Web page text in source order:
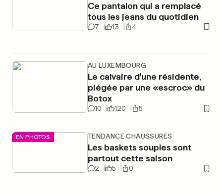
Ce pantalon qui a remplacé
tous les jeans du quotidien
7 13 4
AU LUXEMBOURG
Le calvaire d'une résidente,
piégée par une «escroc» du
Botox
10 120 5
EN PHOTOS TENDANCE CHAUSSURES
Les baskets souples sont
partout cette saison
2 5 0